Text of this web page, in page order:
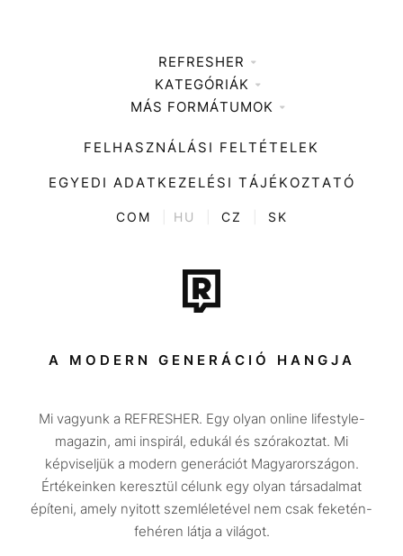
REFRESHER
Médiaajánlat
KATEGÓRIÁK
Zene
Divat
Kultúra
ENTR
Tech-Tudomány
Sport
Társadalom
Utazás
Életmód
Design
Beszélgetések
MÁS FORMÁTUMOK
FELHASZNÁLÁSI FELTÉTELEK
EGYEDI ADATKEZELÉSI TÁJÉKOZTATÓ
COM HU CZ SK
A MODERN GENERÁCIÓ HANGJA
Mi vagyunk a REFRESHER. Egy olyan online lifestyle-
magazin, ami inspirál, edukál és szórakoztat. Mi
képviseljük a modern generációt Magyarországon.
Értékeinken keresztül célunk egy olyan társadalmat
építeni, amely nyitott szemléletével nem csak feketén-
fehéren látja a világot.